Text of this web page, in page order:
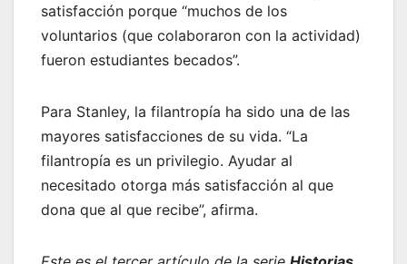
satisfacción porque “muchos de los
voluntarios (que colaboraron con la actividad)
fueron estudiantes becados”.
Para Stanley, la filantropía ha sido una de las
mayores satisfacciones de su vida. “La
filantropía es un privilegio. Ayudar al
necesitado otorga más satisfacción al que
dona que al que recibe”, afirma.